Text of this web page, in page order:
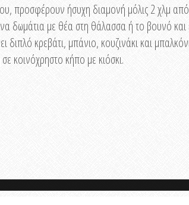
προσφέρουν ήσυχη διαμονή μόλις 2 χλμ
δωμάτια με θέα στη θάλασσα ή το βουνό
κρεβάτι, μπάνιο, κουζινάκι και
κοινόχρηστο κήπο με κιόσκι.